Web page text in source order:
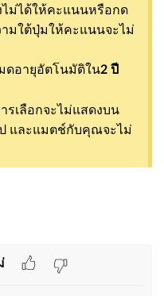
ม่ได้ให้คะแนนหรือกด
ามใต้ปุ่มให้คะแนนจะไม่
ดอายุอัตโนมัติใน2 ปี
รเลือกจะไม่แสดงบน
และแมตช์กับคุณจะไม่